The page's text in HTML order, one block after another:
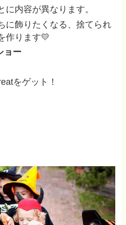
に内容が異なります。
に飾りたくなる、捨てられ
作ります💛
ョー
をゲット！